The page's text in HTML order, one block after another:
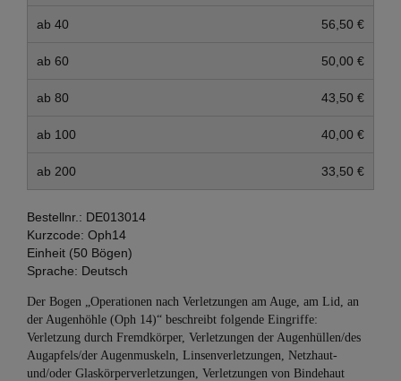
ab 40 56,50 €
ab 60 50,00 €
ab 80 43,50 €
ab 100 40,00 €
ab 200 33,50 €
Bestellnr.: DE013014
Kurzcode: Oph14
Einheit (50 Bögen)
Sprache: Deutsch
Der Bogen „Operationen nach Verletzungen am Auge, am Lid, an
der Augenhöhle (Oph 14)“ beschreibt folgende Eingriffe:
Verletzung durch Fremdkörper, Verletzungen der Augenhüllen/des
Augapfels/der Augenmuskeln, Linsenverletzungen, Netzhaut-
und/oder Glaskörperverletzungen, Verletzungen von Bindehaut